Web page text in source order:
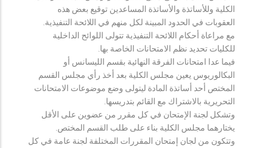
الكلية وللأساتذة والأساتذة المساعدين توقيع بعض هذه
العقوبات في الحدود المبينة لكل منهم في اللائحة التنفيذية.
مع مراعاة أحكام اللائحة التنفيذية تتولى اللوائح الداخلية
للكليات تحديد نظم الامتحانات الخاصة بها.
فيما عدا امتحانات الفرقة النهائية بقسم الليسانس أو
البكالوريوس يعين مجلس الكلية بعد أخذ رأي مجلس القسم
المختص أحد أساتذة المادة ليتولى وضع موضوعات الامتحانات
التحريرية بالاشتراك مع القائم بتدريسها.
وتشكل لجنة الإمتحان في كل مقرر من عضوين على الأقل
يختارهما مجلس الكلية بناء على طلب القسم المختص.
وتتكون من لجان إمتحان المقررات المختلفة لجنة عامة في كل